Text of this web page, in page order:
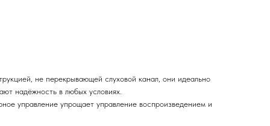
не перекрывающей слуховой канал, они идеально
надёжность в любых условиях.
управление упрощает управление воспроизведением и